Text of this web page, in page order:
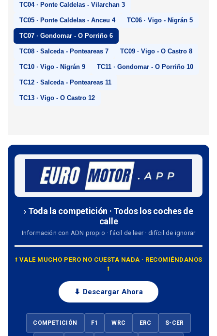
TC04 · Ponte Caldelas - Vilarchan 3
TC05 · Ponte Caldelas - Anceu 4 TC06 · Vigo - Nigrán 5
TC07 · Gondomar - O Porriño 6
TC08 · Salceda - Ponteareas 7 TC09 · Vigo - O Castro 8
TC10 · Vigo - Nigrán 9 TC11 · Gondomar - O Porriño 10
TC12 · Salceda - Ponteareas 11
TC13 · Vigo - O Castro 12
› Toda la competición · Todos los coches de
calle
Información con ADN propio · fácil de leer · difícil de ignorar
⭡ VALE MUCHO PERO NO CUESTA NADA · RECOMIÉNDANOS
⭡
⬇ Descargar Ahora
COMPETICIÓN F1 WRC ERC S-CER